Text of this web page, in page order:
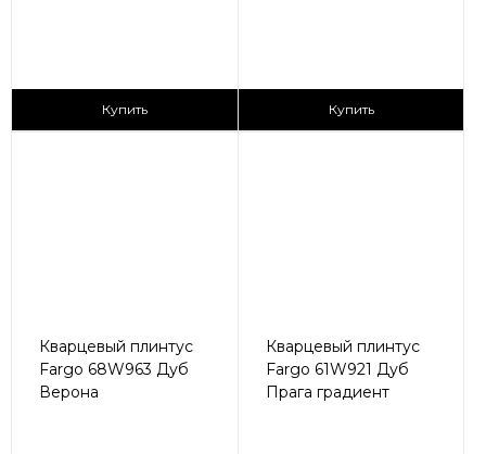
Купить Купить
Кварцевый плинтус
Fargo 68W963 Дуб
Верона
Кварцевый плинтус
Fargo 61W921 Дуб
Прага градиент